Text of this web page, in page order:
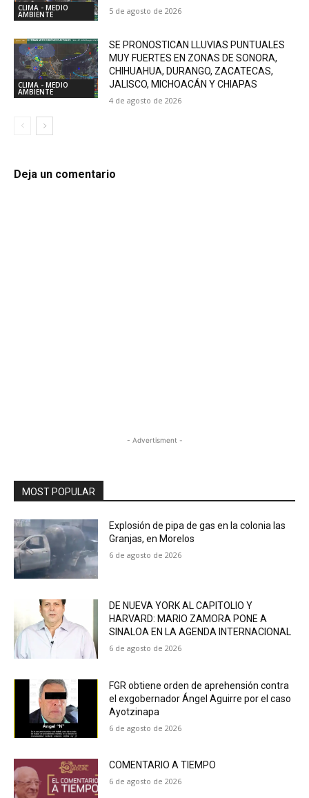
CLIMA - MEDIO
AMBIENTE 5 de agosto de 2026
CLIMA - MEDIO
AMBIENTE
SE PRONOSTICAN LLUVIAS PUNTUALES
MUY FUERTES EN ZONAS DE SONORA,
CHIHUAHUA, DURANGO, ZACATECAS,
JALISCO, MICHOACÁN Y CHIAPAS
4 de agosto de 2026
Deja un comentario
- Advertisment -
MOST POPULAR
Explosión de pipa de gas en la colonia las
Granjas, en Morelos
6 de agosto de 2026
DE NUEVA YORK AL CAPITOLIO Y
HARVARD: MARIO ZAMORA PONE A
SINALOA EN LA AGENDA INTERNACIONAL
6 de agosto de 2026
FGR obtiene orden de aprehensión contra
el exgobernador Ángel Aguirre por el caso
Ayotzinapa
6 de agosto de 2026
COMENTARIO A TIEMPO
6 de agosto de 2026